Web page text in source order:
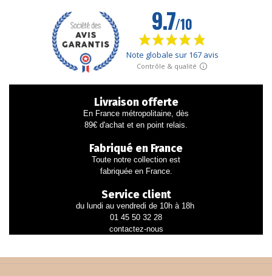
Livraison offerte
En France métropolitaine, dès
89€ d'achat et en point relais.
Fabriqué en France
Toute notre collection est
fabriquée en France.
Service client
du lundi au vendredi de 10h à 18h
01 45 50 32 28
contactez-nous